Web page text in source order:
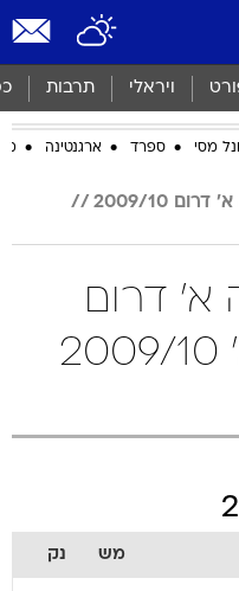
ויראלי תרבות
מסי ספרד ארגנטינה
2009/10
א' דרום
2009/10 ליגה א' 2009/10
מש נק